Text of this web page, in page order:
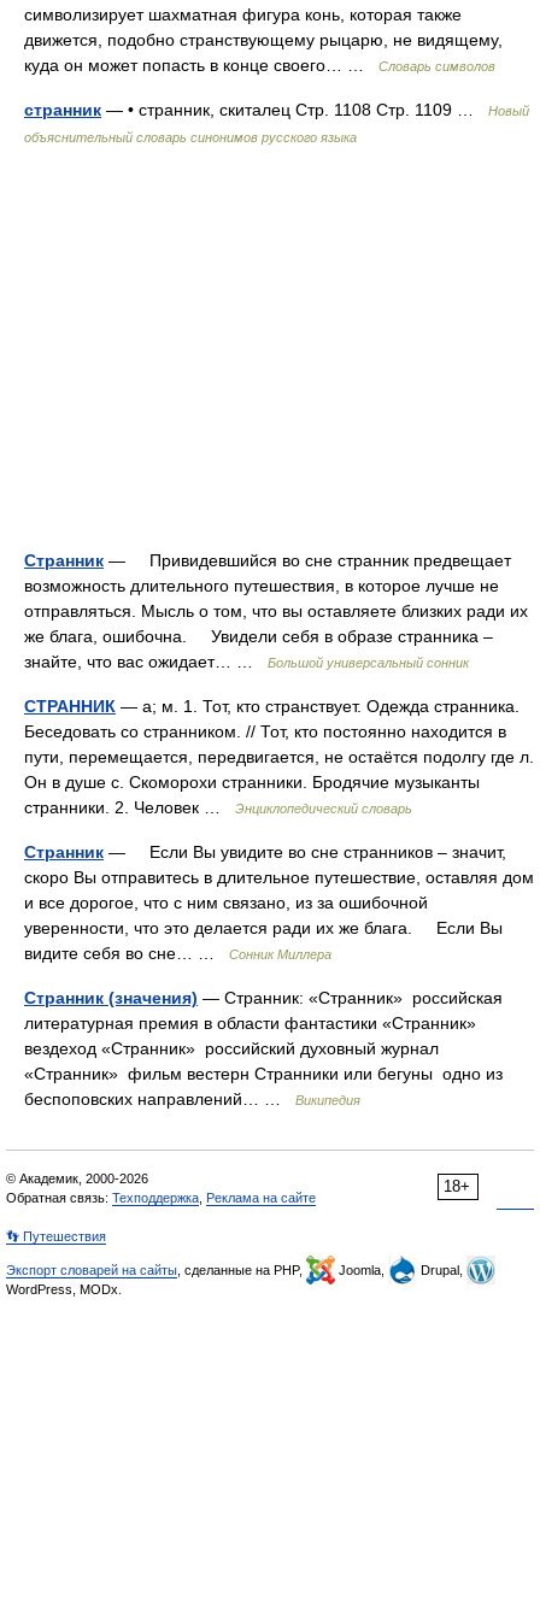
символизирует шахматная фигура конь, которая также
движется, подобно странствующему рыцарю, не видящему,
куда он может попасть в конце своего… …
Словарь символов
странник — • странник, скиталец Стр. 1108 Стр. 1109 …
Новый
объяснительный словарь синонимов русского языка
Странник — Привидевшийся во сне странник предвещает
возможность длительного путешествия, в которое лучше не
отправляться. Мысль о том, что вы оставляете близких ради их
же блага, ошибочна. Увидели себя в образе странника –
знайте, что вас ожидает… …
Большой универсальный сонник
СТРАННИК — а; м. 1. Тот, кто странствует. Одежда странника.
Беседовать со странником. // Тот, кто постоянно находится в
пути, перемещается, передвигается, не остаётся подолгу где л.
Он в душе с. Скоморохи странники. Бродячие музыканты
странники. 2. Человек …
Энциклопедический словарь
Странник — Если Вы увидите во сне странников – значит,
скоро Вы отправитесь в длительное путешествие, оставляя дом
и все дорогое, что с ним связано, из за ошибочной
уверенности, что это делается ради их же блага. Если Вы
видите себя во сне… …
Сонник Миллера
Странник (значения) — Странник: «Странник» российская
литературная премия в области фантастики «Странник»
вездеход «Странник» российский духовный журнал
«Странник» фильм вестерн Странники или бегуны одно из
беспоповских направлений… …
Википедия
18+
© Академик, 2000-2026
Обратная связь: Техподдержка Реклама на сайте
👣 Путешествия
Экспорт словарей на сайты , сделанные на PHP, Joomla,
Drupal,
WordPress, MODx.